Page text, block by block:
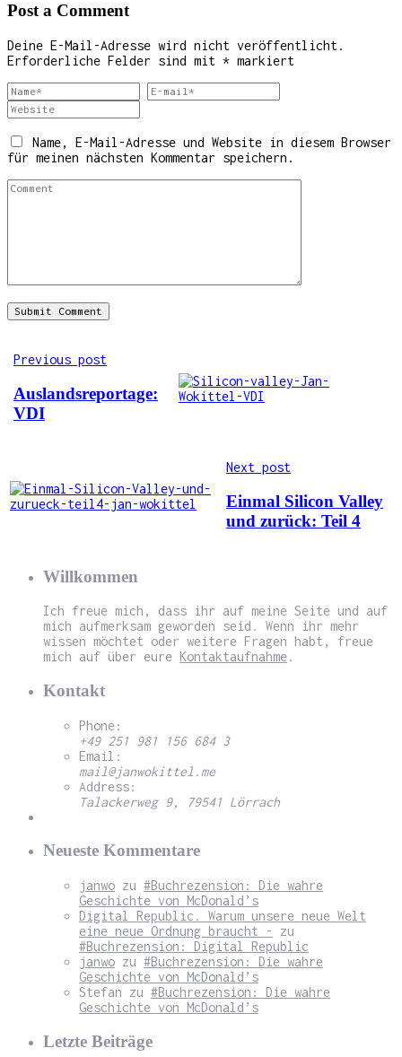
Post a Comment
Deine E-Mail-Adresse wird nicht veröffentlicht.
Erforderliche Felder sind mit * markiert
Name, E-Mail-Adresse und Website in diesem Browser
für meinen nächsten Kommentar speichern.
Previous post
Auslandsreportage:
VDI
Next post
Einmal Silicon Valley
und zurück: Teil 4
Willkommen
Ich freue mich, dass ihr auf meine Seite und auf
mich aufmerksam geworden seid. Wenn ihr mehr
wissen möchtet oder weitere Fragen habt, freue
mich auf über eure Kontaktaufnahme.
Kontakt
Phone:
+49 251 981 156 684 3
Email:
mail@janwokittel.me
Address:
Talackerweg 9, 79541 Lörrach
Neueste Kommentare
janwo zu #Buchrezension: Die wahre
Geschichte von McDonald’s
Digital Republic. Warum unsere neue Welt
eine neue Ordnung braucht -
zu
#Buchrezension: Digital Republic
janwo zu #Buchrezension: Die wahre
Geschichte von McDonald’s
Stefan zu #Buchrezension: Die wahre
Geschichte von McDonald’s
Letzte Beiträge